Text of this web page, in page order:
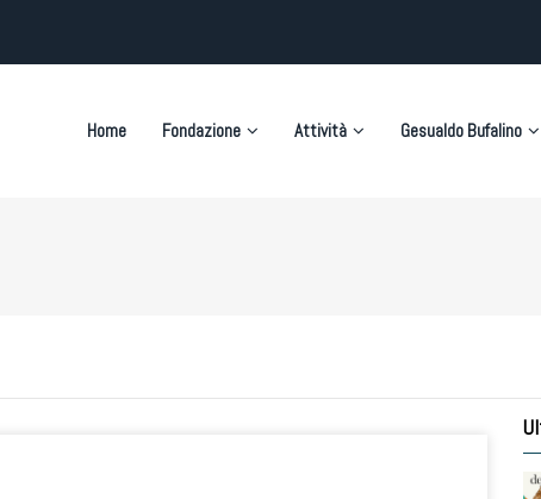
Home Fondazione Attività Gesualdo Bufalino